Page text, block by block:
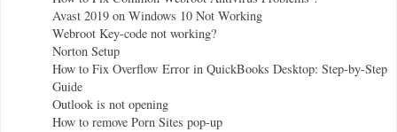
Avast 2019 on Windows 10 Not Working
Webroot Key-code not working?
Norton Setup
How to Fix Overflow Error in QuickBooks Desktop: Step-by-Step
Guide
Outlook is not opening
How to remove Porn Sites pop-up